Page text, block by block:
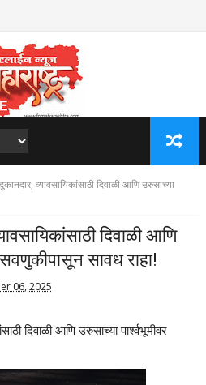
व्यावसायिकांसाठी दिवाळी आणि उरुसाच्या
दिवाळी आणि
सावध राहा!
06, 2025
दिवाळी आणि उरुसाच्या पार्श्वभूमीवर